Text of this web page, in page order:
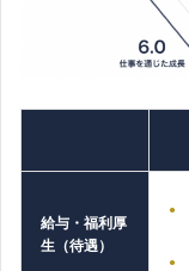
給与・福利厚
生（待遇）